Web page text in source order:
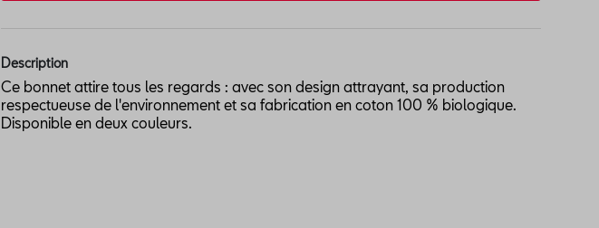
Description
Ce bonnet attire tous les regards : avec son design attrayant, sa production
respectueuse de l'environnement et sa fabrication en coton 100 % biologique.
Disponible en deux couleurs.